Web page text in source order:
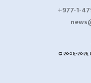
+977-1-
© २००६-२०२६